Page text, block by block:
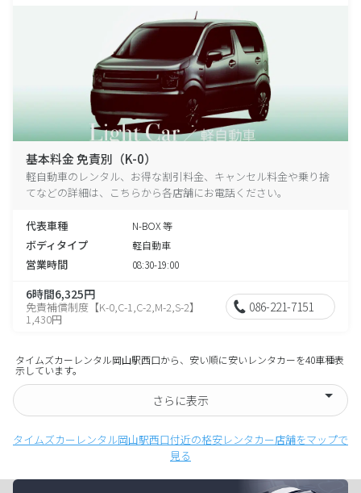
基本料金 免責別（K-0）
軽自動車のレンタル、お得な割引料金、キャンセル料金や乗り捨
てなどの詳細は、こちらから各店舗にお電話ください。
代表車種 N-BOX 等
ボディタイプ 軽自動車
営業時間 08:30-19:00
6時間6,325円
免責補償制度【K-0,C-1,C-2,M-2,S-2】
1,430円
086-221-7151
タイムズカーレンタル岡山駅西口から、安い順に安いレンタカーを40車種表
示しています。
さらに表示
タイムズカーレンタル岡山駅西口付近の格安レンタカー店舗をマップで
見る